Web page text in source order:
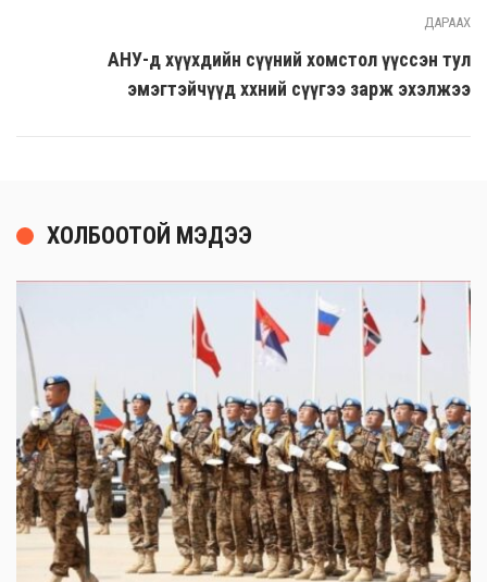
ДАРААХ
АНУ-д хүүхдийн сүүний хомстол үүссэн тул
эмэгтэйчүүд хөхний сүүгээ зарж эхэлжээ
ХОЛБООТОЙ МЭДЭЭ